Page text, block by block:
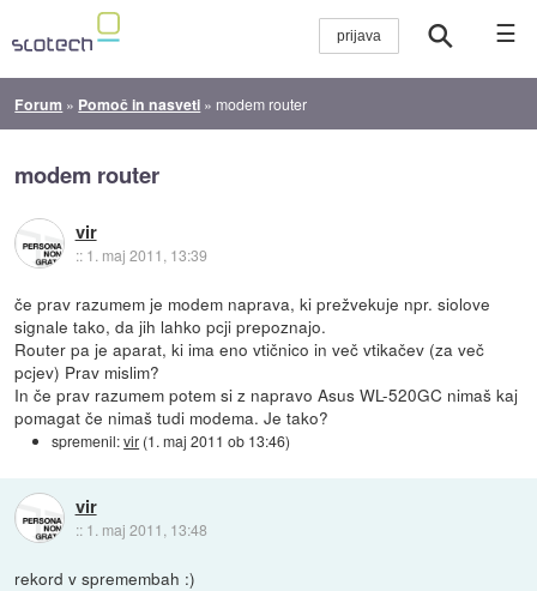
☰
Forum » Pomoč in nasveti » modem router
modem router
vir
:: 1. maj 2011, 13:39
če prav razumem je modem naprava, ki prežvekuje npr. siolove
signale tako, da jih lahko pcji prepoznajo.
Router pa je aparat, ki ima eno vtičnico in več vtikačev (za več
pcjev) Prav mislim?
In če prav razumem potem si z napravo Asus WL-520GC nimaš kaj
pomagat če nimaš tudi modema. Je tako?
spremenil:vir (1. maj 2011 ob 13:46)
vir
:: 1. maj 2011, 13:48
rekord v spremembah :)